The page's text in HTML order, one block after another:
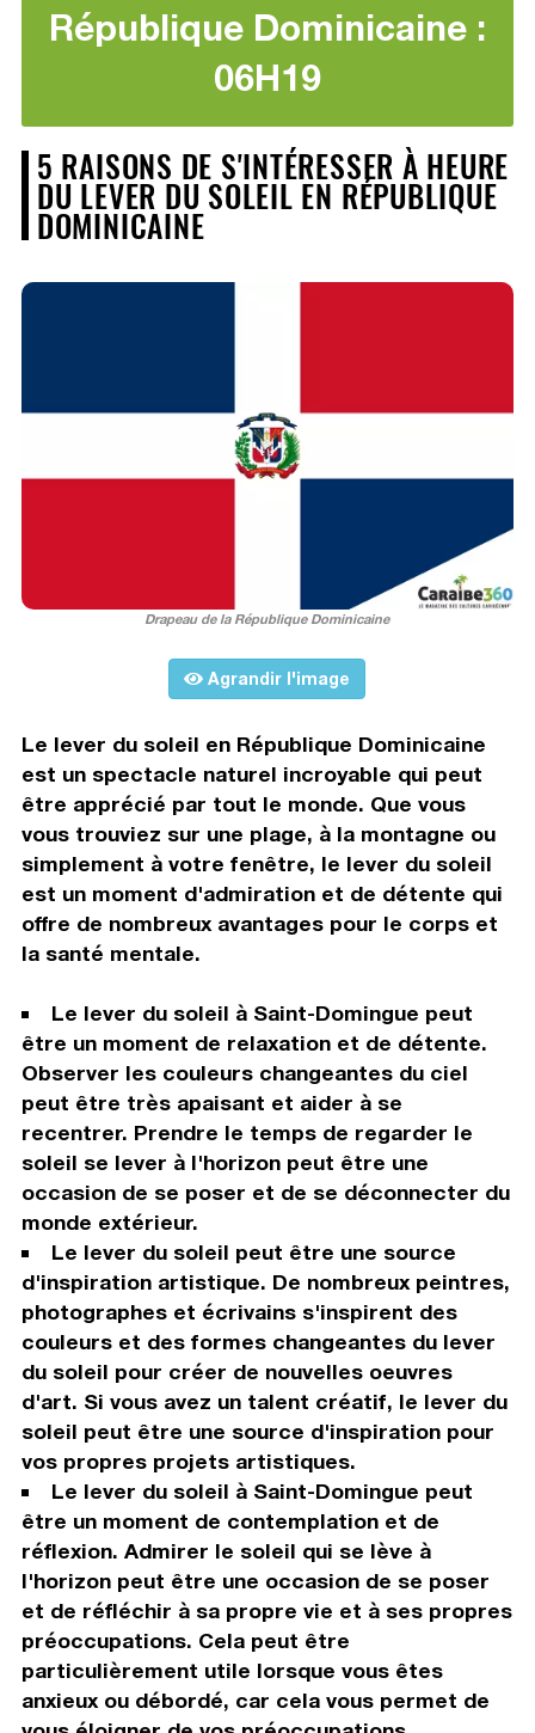
République Dominicaine :
06H19
5 RAISONS DE S'INTÉRESSER À HEURE
DU LEVER DU SOLEIL EN RÉPUBLIQUE
DOMINICAINE
Drapeau de la République Dominicaine
Agrandir l'image
Le lever du soleil en République Dominicaine
est un spectacle naturel incroyable qui peut
être apprécié par tout le monde. Que vous
vous trouviez sur une plage, à la montagne ou
simplement à votre fenêtre, le lever du soleil
est un moment d'admiration et de détente qui
offre de nombreux avantages pour le corps et
la santé mentale.
Le lever du soleil à Saint-Domingue peut
être un moment de relaxation et de détente.
Observer les couleurs changeantes du ciel
peut être très apaisant et aider à se
recentrer. Prendre le temps de regarder le
soleil se lever à l'horizon peut être une
occasion de se poser et de se déconnecter du
monde extérieur.
Le lever du soleil peut être une source
d'inspiration artistique. De nombreux peintres,
photographes et écrivains s'inspirent des
couleurs et des formes changeantes du lever
du soleil pour créer de nouvelles oeuvres
d'art. Si vous avez un talent créatif, le lever du
soleil peut être une source d'inspiration pour
vos propres projets artistiques.
Le lever du soleil à Saint-Domingue peut
être un moment de contemplation et de
réflexion. Admirer le soleil qui se lève à
l'horizon peut être une occasion de se poser
et de réfléchir à sa propre vie et à ses propres
préoccupations. Cela peut être
particulièrement utile lorsque vous êtes
anxieux ou débordé, car cela vous permet de